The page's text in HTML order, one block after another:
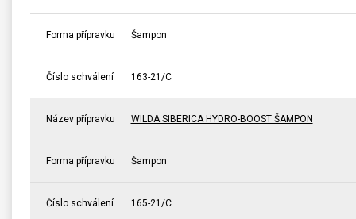
Forma přípravku Šampon
Číslo schválení 163-21/C
Název přípravku WILDA SIBERICA HYDRO-BOOST ŠAMPON
Forma přípravku Šampon
Číslo schválení 165-21/C